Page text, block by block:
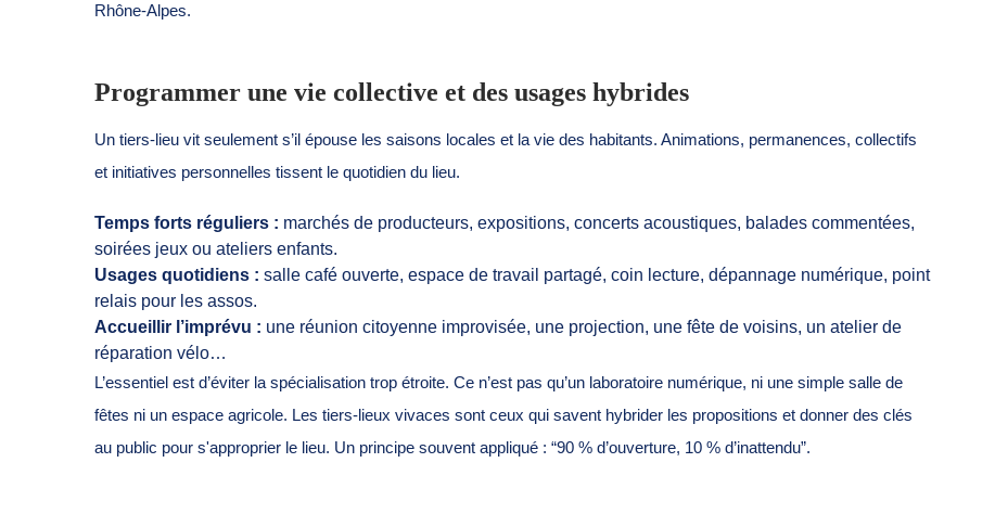
Rhône-Alpes.
Programmer une vie collective et des usages hybrides
Un tiers-lieu vit seulement s’il épouse les saisons locales et la vie des habitants. Animations, permanences, collectifs
et initiatives personnelles tissent le quotidien du lieu.
Temps forts réguliers : marchés de producteurs, expositions, concerts acoustiques, balades commentées,
soirées jeux ou ateliers enfants.
Usages quotidiens : salle café ouverte, espace de travail partagé, coin lecture, dépannage numérique, point
relais pour les assos.
Accueillir l’imprévu : une réunion citoyenne improvisée, une projection, une fête de voisins, un atelier de
réparation vélo…
L’essentiel est d’éviter la spécialisation trop étroite. Ce n’est pas qu’un laboratoire numérique, ni une simple salle de
fêtes ni un espace agricole. Les tiers-lieux vivaces sont ceux qui savent hybrider les propositions et donner des clés
au public pour s'approprier le lieu. Un principe souvent appliqué : “90 % d’ouverture, 10 % d’inattendu”.